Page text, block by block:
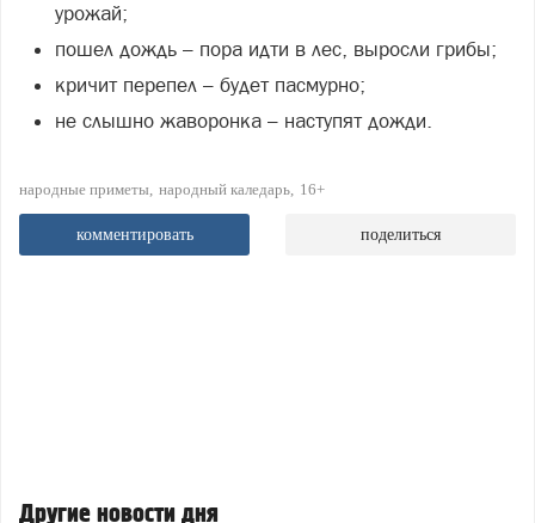
урожай;
пошел дождь – пора идти в лес, выросли грибы;
кричит перепел – будет пасмурно;
не слышно жаворонка – наступят дожди.
народные приметы народный каледарь 16+
комментировать поделиться
Другие новости дня